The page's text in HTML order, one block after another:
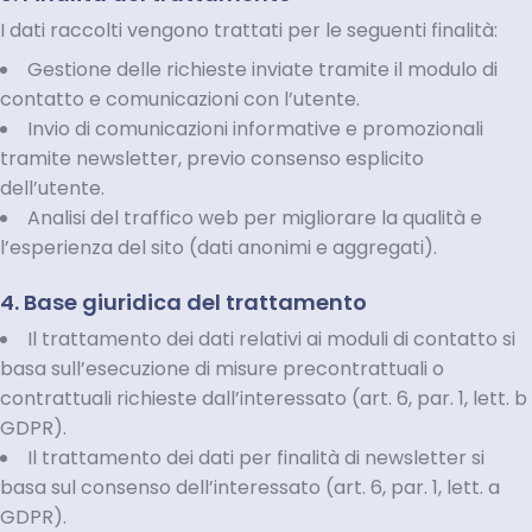
I dati raccolti vengono trattati per le seguenti finalità:
Gestione delle richieste inviate tramite il modulo di
contatto e comunicazioni con l’utente.
Invio di comunicazioni informative e promozionali
tramite newsletter, previo consenso esplicito
dell’utente.
Analisi del traffico web per migliorare la qualità e
l’esperienza del sito (dati anonimi e aggregati).
4. Base giuridica del trattamento
Il trattamento dei dati relativi ai moduli di contatto si
basa sull’esecuzione di misure precontrattuali o
contrattuali richieste dall’interessato (art. 6, par. 1, lett. b
GDPR).
Il trattamento dei dati per finalità di newsletter si
basa sul consenso dell’interessato (art. 6, par. 1, lett. a
GDPR).